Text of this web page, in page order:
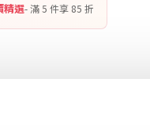
精選- 滿 5 件享 85 折